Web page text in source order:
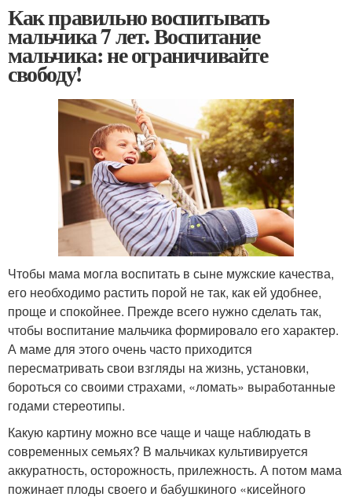
Как правильно воспитывать
мальчика 7 лет. Воспитание
мальчика: не ограничивайте
свободу!
Чтобы мама могла воспитать в сыне мужские качества,
его необходимо растить порой не так, как ей удобнее,
проще и спокойнее. Прежде всего нужно сделать так,
чтобы воспитание мальчика формировало его характер.
А маме для этого очень часто приходится
пересматривать свои взгляды на жизнь, установки,
бороться со своими страхами, «ломать» выработанные
годами стереотипы.
Какую картину можно все чаще и чаще наблюдать в
современных семьях? В мальчиках культивируется
аккуратность, осторожность, прилежность. А потом мама
пожинает плоды своего и бабушкиного «кисейного